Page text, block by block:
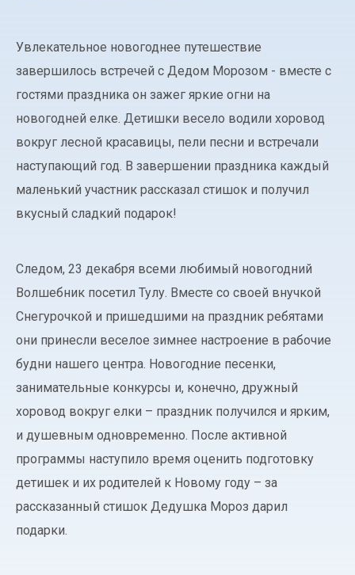
Увлекательное новогоднее путешествие
завершилось встречей с Дедом Морозом - вместе с
гостями праздника он зажег яркие огни на
новогодней елке. Детишки весело водили хоровод
вокруг лесной красавицы, пели песни и встречали
наступающий год. В завершении праздника каждый
маленький участник рассказал стишок и получил
вкусный сладкий подарок!
Следом, 23 декабря всеми любимый новогодний
Волшебник посетил Тулу. Вместе со своей внучкой
Снегурочкой и пришедшими на праздник ребятами
они принесли веселое зимнее настроение в рабочие
будни нашего центра. Новогодние песенки,
занимательные конкурсы и, конечно, дружный
хоровод вокруг елки – праздник получился и ярким,
и душевным одновременно. После активной
программы наступило время оценить подготовку
детишек и их родителей к Новому году – за
рассказанный стишок Дедушка Мороз дарил
подарки.